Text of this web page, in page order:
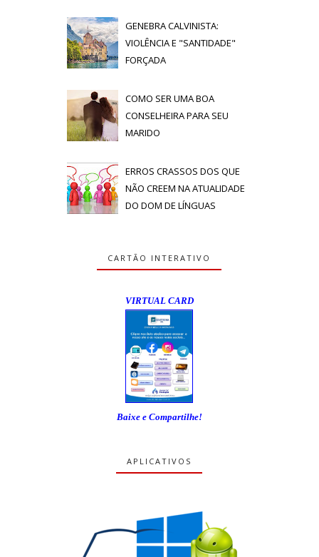
GENEBRA CALVINISTA:
VIOLÊNCIA E "SANTIDADE"
FORÇADA
COMO SER UMA BOA
CONSELHEIRA PARA SEU
MARIDO
ERROS CRASSOS DOS QUE
NÃO CREEM NA ATUALIDADE
DO DOM DE LÍNGUAS
CARTÃO INTERATIVO
VIRTUAL CARD
Baixe e Compartilhe!
APLICATIVOS